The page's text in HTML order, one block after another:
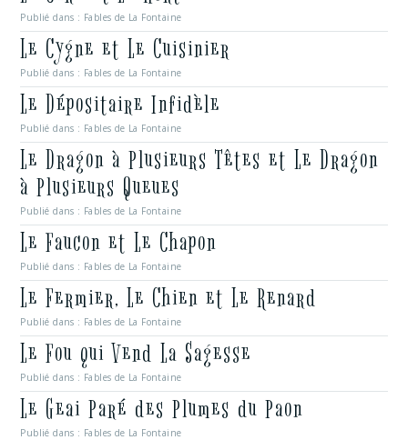
Publié dans : Fables de La Fontaine
Le Cygne et Le Cuisinier
Publié dans : Fables de La Fontaine
Le Dépositaire Infidèle
Publié dans : Fables de La Fontaine
Le Dragon à Plusieurs Têtes et Le Dragon
à Plusieurs Queues
Publié dans : Fables de La Fontaine
Le Faucon et Le Chapon
Publié dans : Fables de La Fontaine
Le Fermier, Le Chien et Le Renard
Publié dans : Fables de La Fontaine
Le Fou qui Vend La Sagesse
Publié dans : Fables de La Fontaine
Le Geai Paré des Plumes du Paon
Publié dans : Fables de La Fontaine